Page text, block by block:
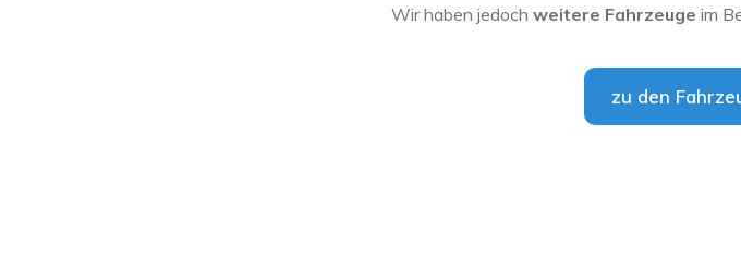
Wir haben jedoch weitere Fahrzeuge im
zu den